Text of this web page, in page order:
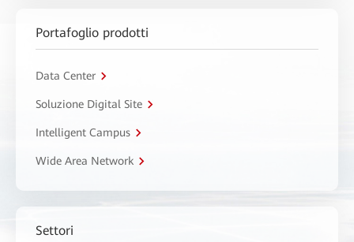
Portafoglio prodotti
Data Center
Soluzione Digital Site
Intelligent Campus
Wide Area Network
Settori